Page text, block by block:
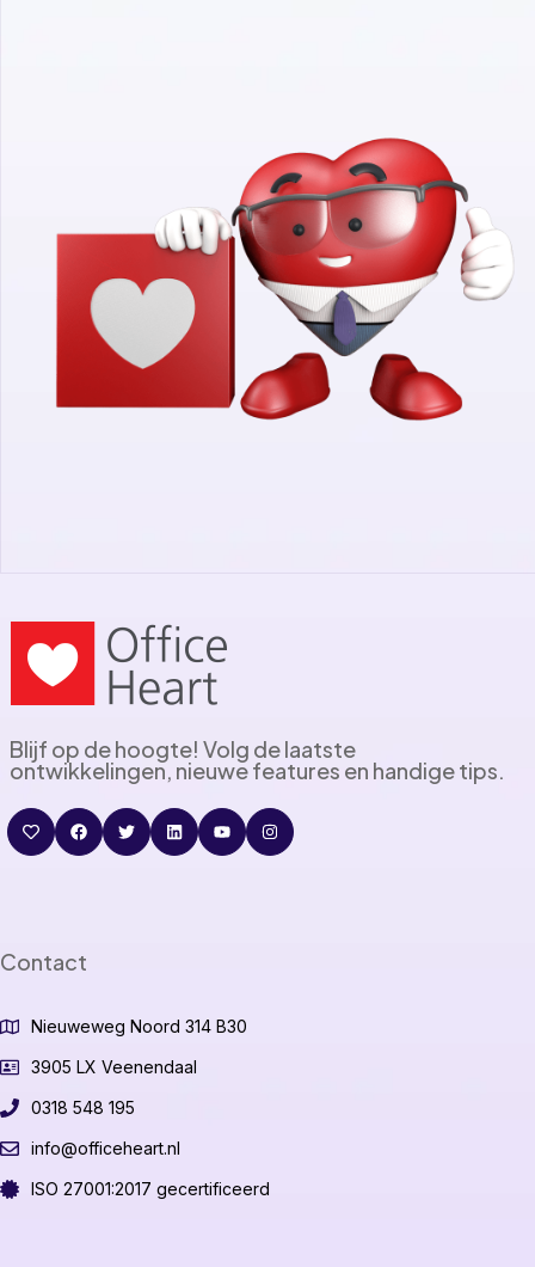
Blijf op de hoogte! Volg de laatste
ontwikkelingen, nieuwe features en handige tips.
Contact
Nieuweweg Noord 314 B30
3905 LX Veenendaal
0318 548 195
info@officeheart.nl
ISO 27001:2017 gecertificeerd